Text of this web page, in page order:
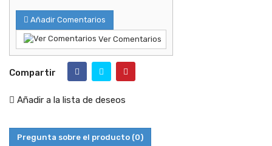
Añadir Comentarios
Ver Comentarios
Compartir
Añadir a la lista de deseos
Pregunta sobre el producto (0)